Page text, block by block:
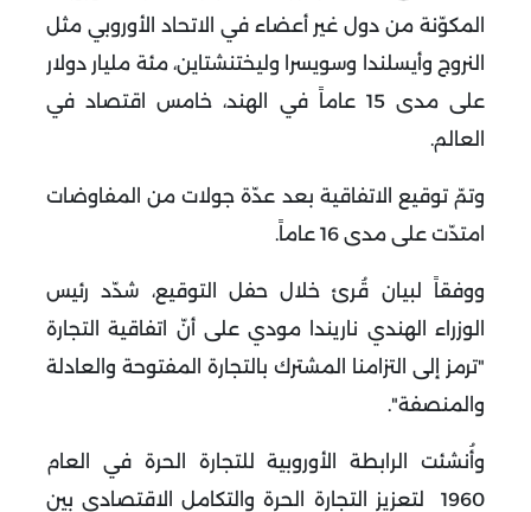
المكوّنة من دول غير أعضاء في الاتحاد الأوروبي مثل
النروج وأيسلندا وسويسرا وليختنشتاين، مئة مليار دولار
على مدى 15 عاماً في الهند، خامس اقتصاد في
العالم.
وتمّ توقيع الاتفاقية بعد عدّة جولات من المفاوضات
امتدّت على مدى 16 عاماً.
ووفقاً لبيان قُرئ خلال حفل التوقيع، شدّد رئيس
الوزراء الهندي ناريندا مودي على أنّ اتفاقية التجارة
"ترمز إلى التزامنا المشترك بالتجارة المفتوحة والعادلة
والمنصفة".
وأُنشئت الرابطة الأوروبية للتجارة الحرة في العام
1960 لتعزيز التجارة الحرة والتكامل الاقتصادي بين